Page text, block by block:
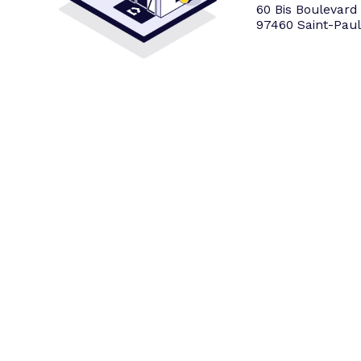
60 Bis
97460 Saint-Paul